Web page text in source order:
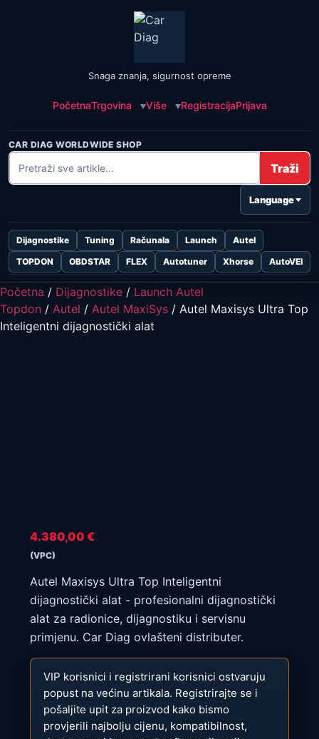
Snaga znanja, sigurnost opreme
PočetnaTrgovina Više RegistracijaPrijava
CAR DIAG WORLDWIDE SHOP
Traži
Language
Dijagnostike Tuning Računala Launch
Autel
TOPDON
OBDSTAR FLEX Autotuner Xhorse AutoVEI
Početna / Dijagnostike / Launch Autel
Topdon / Autel / Autel MaxiSys / Autel Maxisys Ultra Top
Inteligentni dijagnostički alat
4.380,00 €
(VPC)
Autel Maxisys Ultra Top Inteligentni
dijagnostički alat - profesionalni dijagnostički
alat za radionice, dijagnostiku i servisnu
primjenu. Car Diag ovlašteni distributer.
VIP korisnici i registrirani korisnici ostvaruju
popust na većinu artikala. Registrirajte se i
pošaljite upit za proizvod kako bismo
provjerili najbolju cijenu, kompatibilnost,